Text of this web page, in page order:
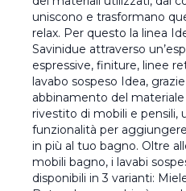
uniscono e trasformano
relax. Per questo la linea
Savinidue attraverso
espressive, finiture, linee
lavabo sospeso Idea,
abbinamento del
rivestito di mobili e pensili,
funzionalità per
in più al tuo bagno. Oltre
mobili bagno, i lavabi
disponibili in 3 varianti: